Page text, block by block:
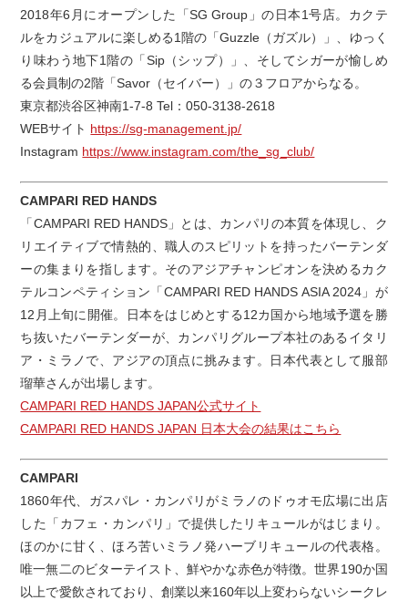
2018年6月にオープンした「SG Group」の日本1号店。カクテ
ルをカジュアルに楽しめる1階の「Guzzle（ガズル）」、ゆっく
り味わう地下1階の「Sip（シップ）」、そしてシガーが愉しめ
る会員制の2階「Savor（セイバー）」の３フロアからなる。
東京都渋谷区神南1-7-8 Tel：050-3138-2618
WEBサイト https://sg-management.jp/
Instagram https://www.instagram.com/the_sg_club/
CAMPARI RED HANDS
「CAMPARI RED HANDS」とは、カンパリの本質を体現し、ク
リエイティブで情熱的、職人のスピリットを持ったバーテンダ
ーの集まりを指します。そのアジアチャンピオンを決めるカク
テルコンペティション「CAMPARI RED HANDS ASIA 2024」が
12月上旬に開催。日本をはじめとする12カ国から地域予選を勝
ち抜いたバーテンダーが、カンパリグループ本社のあるイタリ
ア・ミラノで、アジアの頂点に挑みます。日本代表として服部
瑠華さんが出場します。
CAMPARI RED HANDS JAPAN公式サイト
CAMPARI RED HANDS JAPAN 日本大会の結果はこちら
CAMPARI
1860年代、ガスパレ・カンパリがミラノのドゥオモ広場に出店
した「カフェ・カンパリ」で提供したリキュールがはじまり。
ほのかに甘く、ほろ苦いミラノ発ハーブリキュールの代表格。
唯一無二のビターテイスト、鮮やかな赤色が特徴。世界190か国
以上で愛飲されており、創業以来160年以上変わらないシークレ